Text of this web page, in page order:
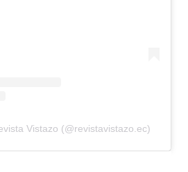
Vistazo (@revistavistazo.ec)